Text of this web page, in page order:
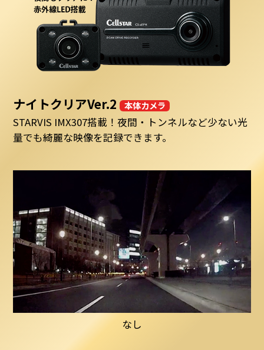
ナイトクリアVer.2 本体カメラ
STARVIS IMX307搭載！夜間・トンネルなど少ない光
量でも綺麗な映像を記録できます。
なし